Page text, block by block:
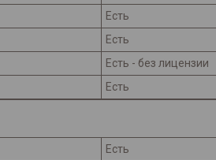
Есть
Есть
Есть - без лицензии
Есть
Есть